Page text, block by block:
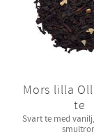
Mors lilla
te
Svart te med